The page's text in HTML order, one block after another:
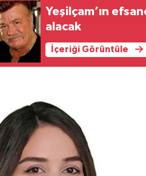
Yeşilçam’ın
alacak
İçeriği Görüntüle